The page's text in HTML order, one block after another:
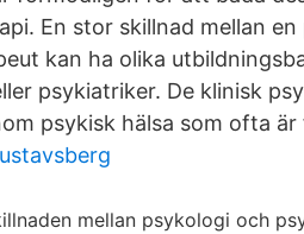
En stor skillnad mellan
kan ha olika
psykiatriker. De klinisk
psykisk hälsa som ofta